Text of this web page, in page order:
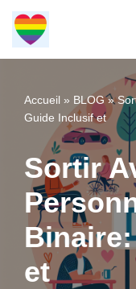
Aller
au
Accueil » BLOG»
Guide Inclusif et
Sortir
et